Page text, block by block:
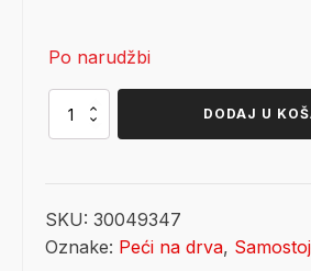
je:
Po narudžbi
Jotul
DODAJ U
SKU: 30049347
Oznake: Peći na drva,